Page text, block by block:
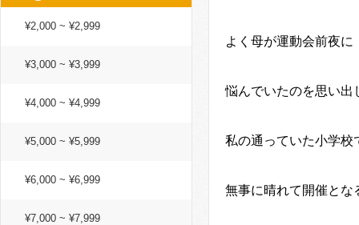
よく母が運動会前夜
悩んでいたのを思い出
私の通っていた小学校
無事に晴れて開催とな
¥2,000 ~ ¥2,999
¥3,000 ~ ¥3,999
¥4,000 ~ ¥4,999
¥5,000 ~ ¥5,999
¥6,000 ~ ¥6,999
¥7,000 ~ ¥7,999